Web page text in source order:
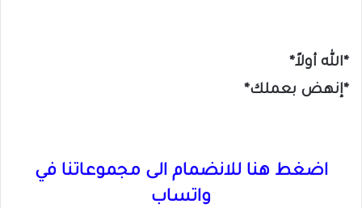
*الله أولاً*
*إنهض بعملك*
اضغط هنا للانضمام الى مجموعاتنا في
واتساب